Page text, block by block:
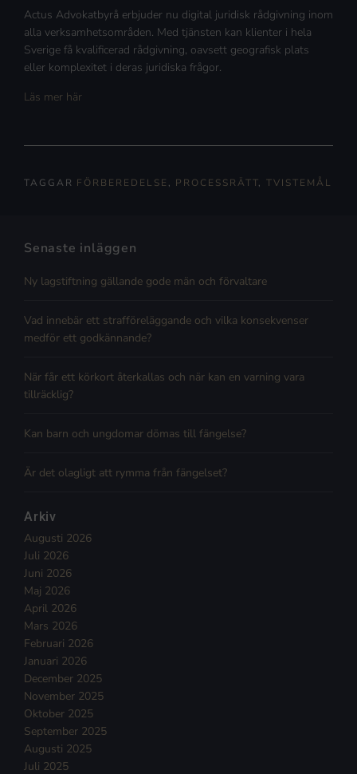
Actus Advokatbyrå erbjuder nu digital juridisk rådgivning inom
alla verksamhetsområden. Med tjänsten kan klienter i hela
Sverige få kvalificerad rådgivning, oavsett geografisk plats
eller komplexitet i deras juridiska frågor.
Läs mer här
TAGGAR FÖRBEREDELSE , PROCESSRÄTT,TVISTEMÅL
Senaste inläggen
Ny lagstiftning gällande gode män och förvaltare
Vad innebär ett strafföreläggande och vilka konsekvenser
medför ett godkännande?
När får ett körkort återkallas och när kan en varning vara
tillräcklig?
Kan barn och ungdomar dömas till fängelse?
Är det olagligt att rymma från fängelset?
Arkiv
Augusti 2026
Juli 2026
Juni 2026
Maj 2026
April 2026
Mars 2026
Februari 2026
Januari 2026
December 2025
November 2025
Oktober 2025
September 2025
Augusti 2025
Juli 2025